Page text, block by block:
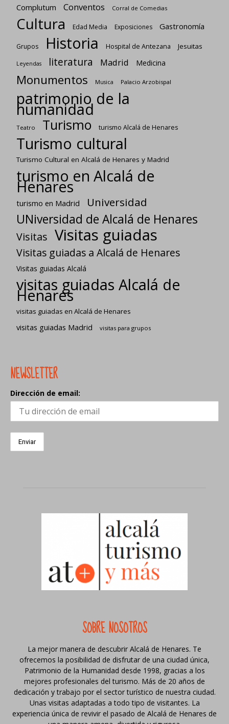
Complutum Conventos Corral de Comedias
Cultura Edad Media Exposiciones Gastronomía
Grupos Historia Hospital de Antezana Jesuitas
Leyendas literatura Madrid Medicina
Monumentos Musica Palacio Arzobispal
patrimonio de la
humanidad
Teatro Turismo turismo Alcalá de Henares
Turismo cultural
Turismo Cultural en Alcalá de Henares y Madrid
turismo en Alcalá de
Henares
turismo en Madrid Universidad
UNiversidad de Alcalá de Henares
Visitas Visitas guiadas
Visitas guiadas a Alcalá de Henares
Visitas guiadas Alcalá
visitas guiadas Alcalá de
Henares
visitas guiadas en Alcalá de Henares
visitas guiadas Madrid visitas para grupos
NEWSLETTER
Dirección de email:
SOBRE NOSOTROS
La mejor manera de descubrir Alcalá de Henares. Te
ofrecemos la posibilidad de disfrutar de una ciudad única,
Patrimonio de la Humanidad desde 1998, gracias a los
mejores profesionales del turismo. Más de 20 años de
dedicación y trabajo por el sector turístico de nuestra ciudad.
Unas visitas adaptadas a todo tipo de visitantes. La
experiencia única de revivir el pasado de Alcalá de Henares de